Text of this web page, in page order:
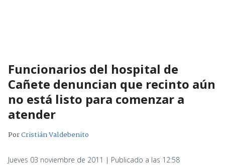
Funcionarios del hospital de
Cañete denuncian que recinto aún
no está listo para comenzar a
atender
PorCristián Valdebenito
Jueves 03 noviembre de 2011 | Publicado a las 12:58